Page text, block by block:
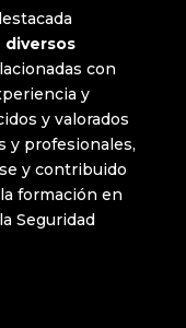
con
y
y valorados
y profesionales,
y contribuido
formación en
Seguridad